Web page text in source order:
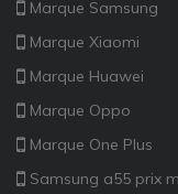
Marque Samsung
Marque Xiaomi
Marque Huawei
Marque Oppo
Marque One Plus
Samsung a55 prix